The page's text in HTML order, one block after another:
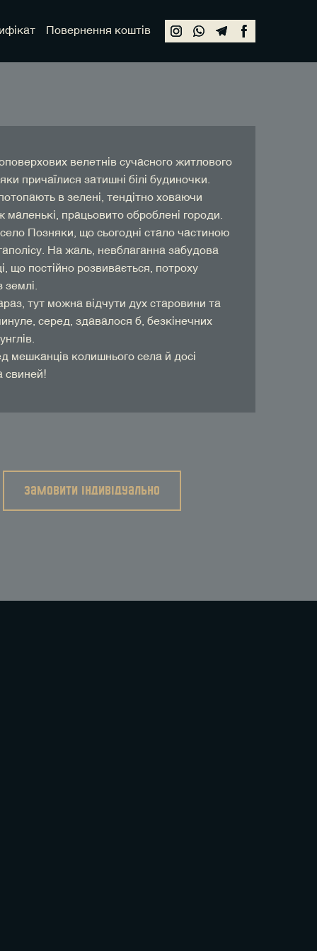
Повернення коштів
велетнів сучасного житлового
причаїлися затишні білі будиночки.
в зелені, тендітно ховаючи
маленькі, працьовито оброблені городи.
Позняки, що сьогодні стало частиною
На жаль, невблаганна забудова
що постійно розвивається, потроху
землі.
тут можна відчути дух старовини та
серед, здавалося б, безкінечних
мешканців колишнього села й досі
свиней!
замовити індивідуально